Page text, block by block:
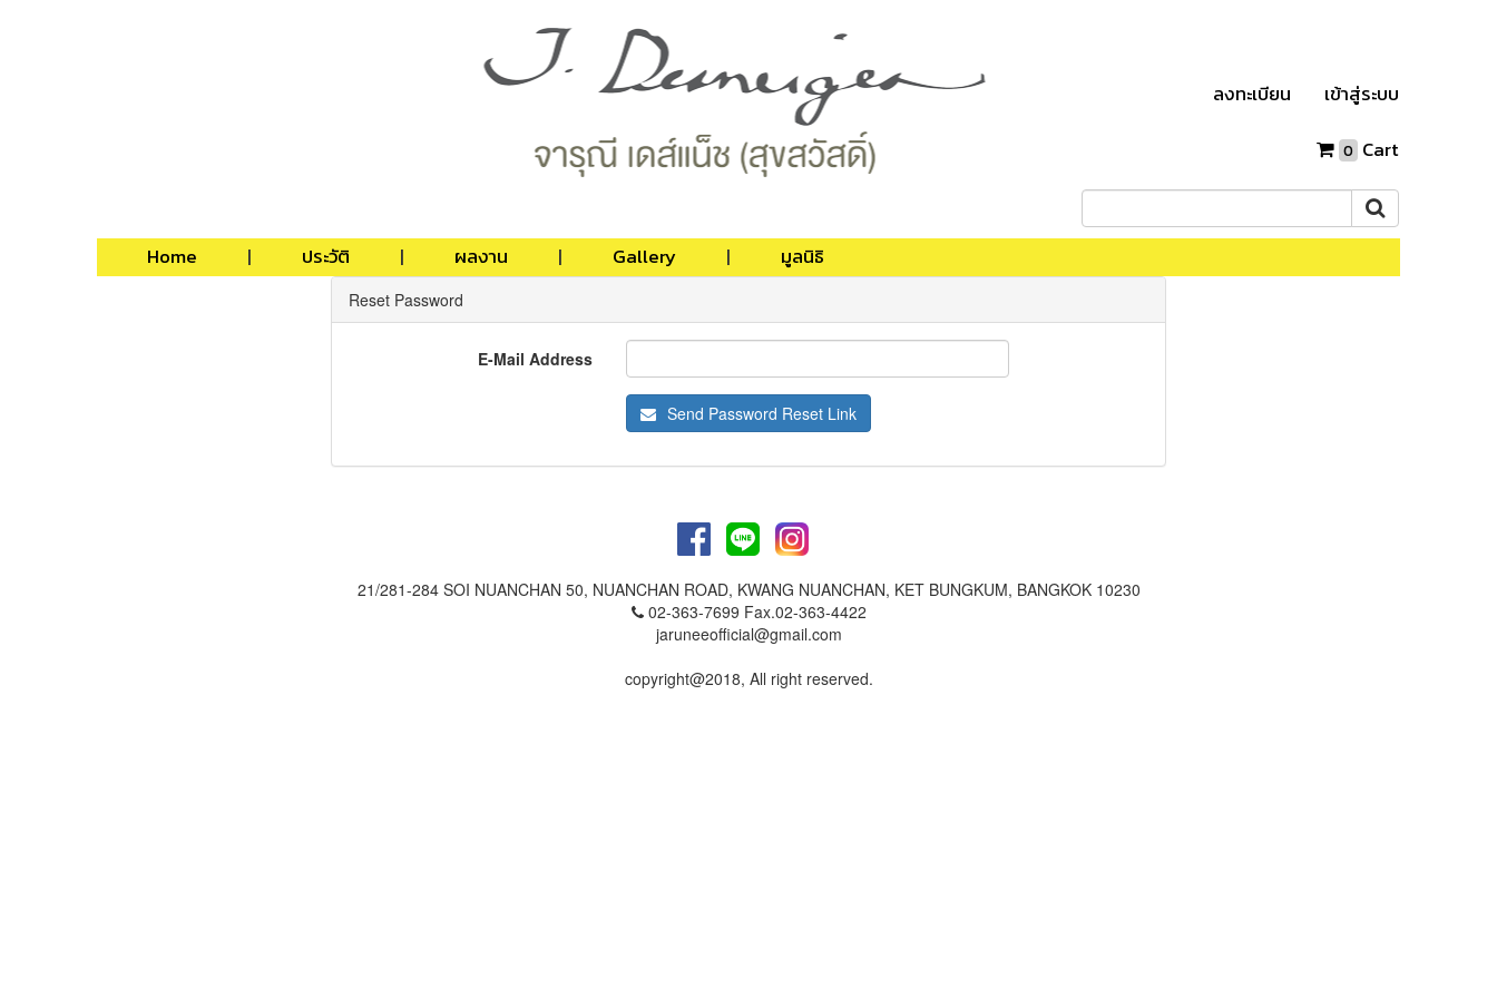
เข้าสู่ระบบ
ลงทะเบียน
0 Cart
Home ประวัติ ผลงาน Gallery มูลนิธิ
Reset Password
E-Mail Address
Send Password Reset Link
21/281-284 SOI NUANCHAN 50, NUANCHAN ROAD, KWANG NUANCHAN, KET BUNGKUM, BANGKOK 10230
02-363-7699 Fax.02-363-4422
jaruneeofficial@gmail.com
copyright@2018, All right reserved.